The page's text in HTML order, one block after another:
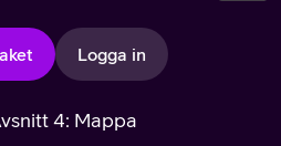
Logga in
4: Mappa